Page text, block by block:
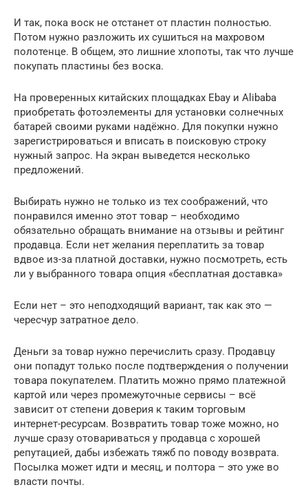
И так, пока воск не отстанет от пластин полностью.
Потом нужно разложить их сушиться на махровом
полотенце. В общем, это лишние хлопоты, так что лучше
покупать пластины без воска.
На проверенных китайских площадках Ebay и Alibaba
приобретать фотоэлементы для установки солнечных
батарей своими руками надёжно. Для покупки нужно
зарегистрироваться и вписать в поисковую строку
нужный запрос. На экран выведется несколько
предложений.
Выбирать нужно не только из тех соображений, что
понравился именно этот товар – необходимо
обязательно обращать внимание на отзывы и рейтинг
продавца. Если нет желания переплатить за товар
вдвое из-за платной доставки, нужно посмотреть, есть
ли у выбранного товара опция «бесплатная доставка»
Если нет – это неподходящий вариант, так как это —
чересчур затратное дело.
Деньги за товар нужно перечислить сразу. Продавцу
они попадут только после подтверждения о получении
товара покупателем. Платить можно прямо платежной
картой или через промежуточные сервисы – всё
зависит от степени доверия к таким торговым
интернет-ресурсам. Возвратить товар тоже можно, но
лучше сразу отовариваться у продавца с хорошей
репутацией, дабы избежать тяжб по поводу возврата.
Посылка может идти и месяц, и полтора – это уже во
власти почты.